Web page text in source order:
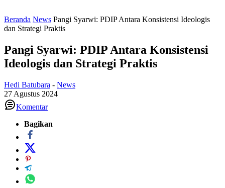
Beranda News Pangi Syarwi: PDIP Antara Konsistensi Ideologis
dan Strategi Praktis
Pangi Syarwi: PDIP Antara Konsistensi
Ideologis dan Strategi Praktis
Hedi Batubara - News
27 Agustus 2024
Komentar
Bagikan